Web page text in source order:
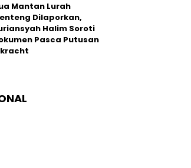
Mantan Lurah
Dilaporkan,
Halim Soroti
Pasca Putusan